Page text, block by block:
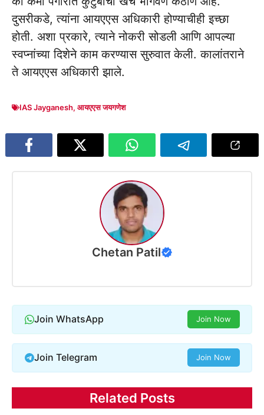
दुसरीकडे, त्यांना आयएएस अधिकारी होण्याचीही इच्छा
होती. अशा प्रकारे, त्याने नोकरी सोडली आणि आपल्या
स्वप्नांच्या दिशेने काम करण्यास सुरुवात केली. कालांतराने
ते आयएएस अधिकारी झाले.
IAS Jayganesh, आयएएस जयगणेश
Chetan Patil
Join WhatsApp Join Now
Join Telegram Join Now
Related Posts